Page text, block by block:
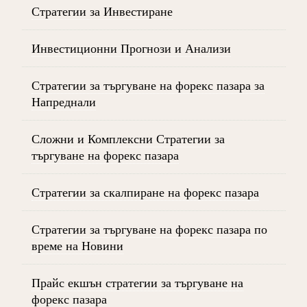
Стратегии за Инвестиране
Инвестиционни Прогнози и Анализи
Стратегии за търгуване на форекс пазара за
Напреднали
Сложни и Комплексни Стратегии за
търгуване на форекс пазара
Стратегии за скалпиране на форекс пазара
Стратегии за търгуване на форекс пазара по
време на Новини
Прайс екшън стратегии за търгуване на
форекс пазара